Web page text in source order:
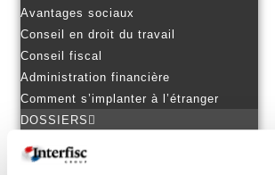
Avantages sociaux
Conseil en droit du travail
Conseil fiscal
Administration financière
Comment s’implanter à l’étranger
DOSSIERS
Démarrer une activité à l’étranger